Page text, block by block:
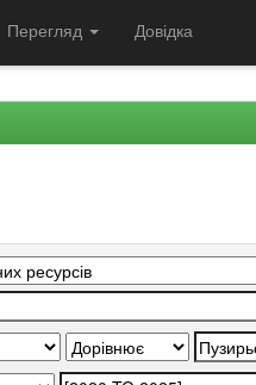
Перегляд Довідка